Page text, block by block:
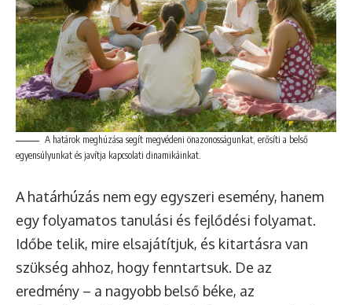
A határok meghúzása segít megvédeni önazonosságunkat, erősíti a belső
egyensúlyunkat és javítja kapcsolati dinamikáinkat.
A határhúzás nem egy egyszeri esemény, hanem
egy folyamatos tanulási és fejlődési folyamat.
Időbe telik, mire elsajátítjuk, és kitartásra van
szükség ahhoz, hogy fenntartsuk. De az
eredmény – a nagyobb belső béke, az